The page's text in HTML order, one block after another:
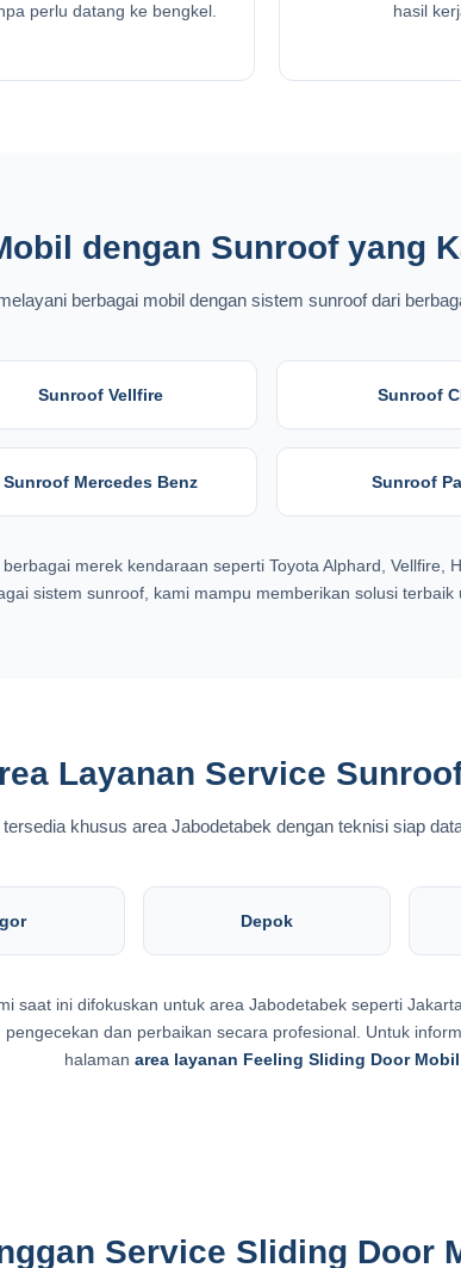
perlu datang ke bengkel.
hasil
dengan Sunroof yang
berbagai mobil dengan sistem sunroof dari
Sunroof Vellfire Sunroof
Sunroof Mercedes Benz Sunroof
merek kendaraan seperti Toyota Alphard, Vellfire,
sistem sunroof, kami mampu memberikan solusi
Layanan Service
khusus area Jabodetabek dengan teknisi siap
Depok
saat ini difokuskan untuk area Jabodetabek seperti
dan perbaikan secara profesional. Untuk
halaman area layanan Feeling Sliding Door Mobil
Service Sliding Door